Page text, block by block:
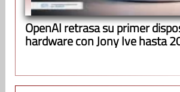
OpenAI retrasa su primer
hardware con Jony Ive hasta